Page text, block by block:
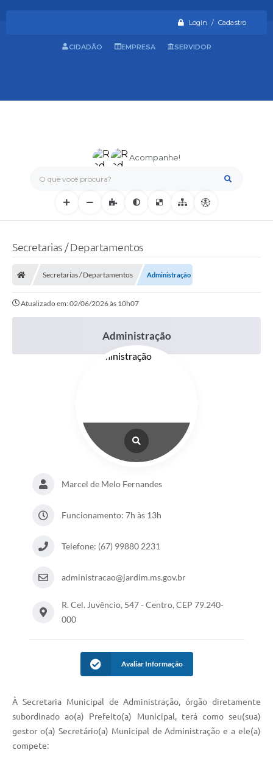
Login / Cadastro
O que você procura?
Acompanhe!
CIDADÃO EMPRESA SERVIDOR
Secretarias / Departamentos
Secretarias / Departamentos Administração
Atualizado em: 02/06/2026 às 10h07
Administração
Marcel de Melo Fernandes
Funcionamento: 7h às 13h
Telefone: (67) 99880 2231
administracao@jardim.ms.gov.br
R. Cel. Juvêncio, 547 - Centro, CEP 79.240-
000
Avaliar Informação
À Secretaria Municipal de Administração, órgão diretamente
subordinado ao(a) Prefeito(a) Municipal, terá como seu(sua)
gestor o(a) Secretário(a) Municipal de Administração e a ele(a)
compete: